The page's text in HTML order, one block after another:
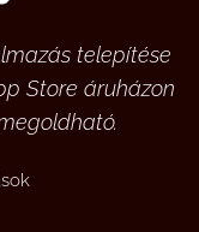
telepítése
Store áruházon